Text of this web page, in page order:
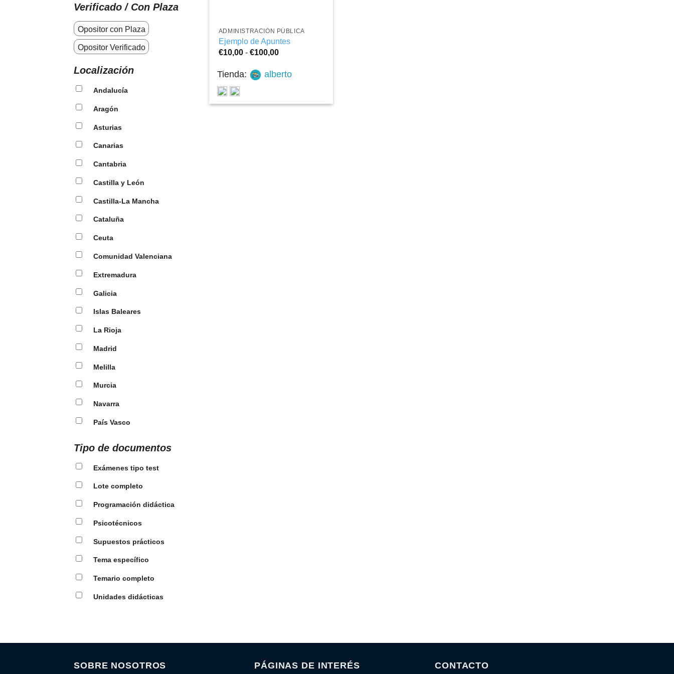
Verificado / Con Plaza
Opositor con Plaza
Opositor Verificado
Localización
Andalucía
Aragón
Asturias
Canarias
Cantabria
Castilla y León
Castilla-La Mancha
Cataluña
Ceuta
Comunidad Valenciana
Extremadura
Galicia
Islas Baleares
La Rioja
Madrid
Melilla
Murcia
Navarra
País Vasco
Tipo de documentos
Exámenes tipo test
Lote completo
Programación didáctica
Psicotécnicos
Supuestos prácticos
Tema específico
Temario completo
Unidades didácticas
ADMINISTRACIÓN PÚBLICA
Ejemplo de Apuntes
€10,00 - €100,00Rango
desde
Tienda: alberto
SOBRE NOSOTROS PÁGINAS DE INTERÉS CONTACTO